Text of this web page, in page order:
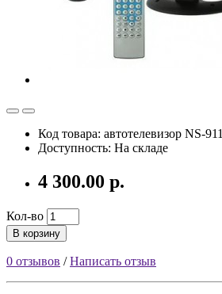
Код товара: автотелевизор NS-911
Доступность: На складе
4 300.00 р.
Кол-во
В корзину
0 отзывов /Написать отзыв